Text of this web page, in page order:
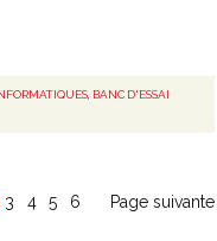
, BANC D'ESSAI
3 4 5 6 Page suivante